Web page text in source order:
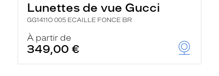
Lunettes de vue Gucci
GG1411O 005 ECAILLE FONCE BR
À partir de
349,00 €